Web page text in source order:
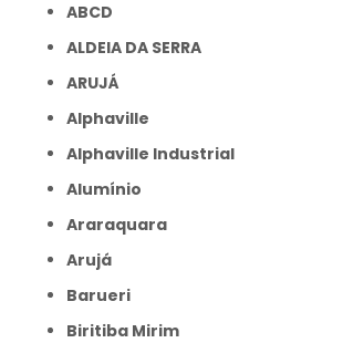
ABCD
ALDEIA DA SERRA
ARUJÁ
Alphaville
Alphaville Industrial
Alumínio
Araraquara
Arujá
Barueri
Biritiba Mirim